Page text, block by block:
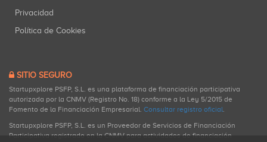
Privacidad
Política de Cookies
SITIO SEGURO
Startupxplore PSFP, S.L. es una plataforma de financiación participativa
autorizada por la CNMV (Registro No. 18) conforme a la Ley 5/2015 de
Fomento de la Financiación Empresarial. Consultar registro oficial.
Startupxplore PSFP, S.L. es un Proveedor de Servicios de Financiación
Participativa registrado en la CNMV para actividades de financiación